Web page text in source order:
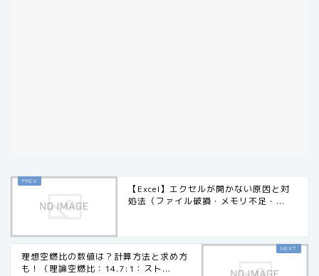
【Excel】エクセルが開かない原因と対
処法（ファイル破損・メモリ不足・...
理想空燃比の数値は？計算方法と求め方
も！（理論空燃比：14.7:1：スト...